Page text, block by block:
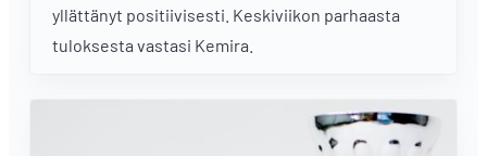
yllättänyt positiivisesti. Keskiviikon parhaasta
tuloksesta vastasi Kemira.